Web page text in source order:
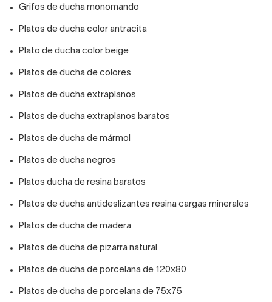
Grifos de ducha monomando
Platos de ducha color antracita
Plato de ducha color beige
Platos de ducha de colores
Platos de ducha extraplanos
Platos de ducha extraplanos baratos
Platos de ducha de mármol
Platos de ducha negros
Platos ducha de resina baratos
Platos de ducha antideslizantes resina cargas minerales
Platos de ducha de madera
Platos de ducha de pizarra natural
Platos de ducha de porcelana de 120x80
Platos de ducha de porcelana de 75x75